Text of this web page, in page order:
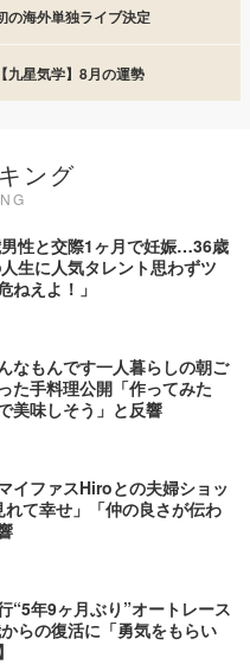
の海外単独ライブ決定
【九星気学】8月の運勢
ング
性と交際1ヶ月で妊娠…36歳
生に人気タレント思わずツ
ねえよ！」
なもんです一人暮らしの朝ご
た手料理公開「作ってみた
美味しそう」と反響
イファスHiroとの夫婦ショッ
れて幸せ」「仲の良さが伝わ
“5年9ヶ月ぶり”オートレース
らの復活に「勇気をもらい